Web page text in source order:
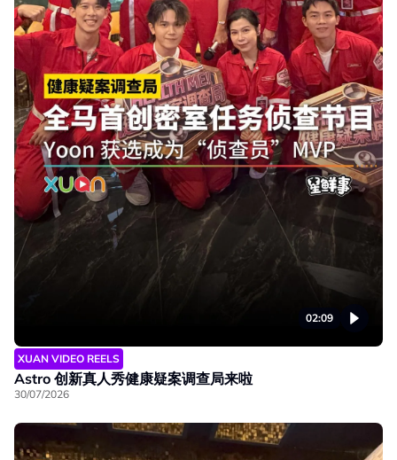
02:09
XUAN VIDEO REELS
Astro 创新真人秀健康疑案调查局来啦
30/07/2026